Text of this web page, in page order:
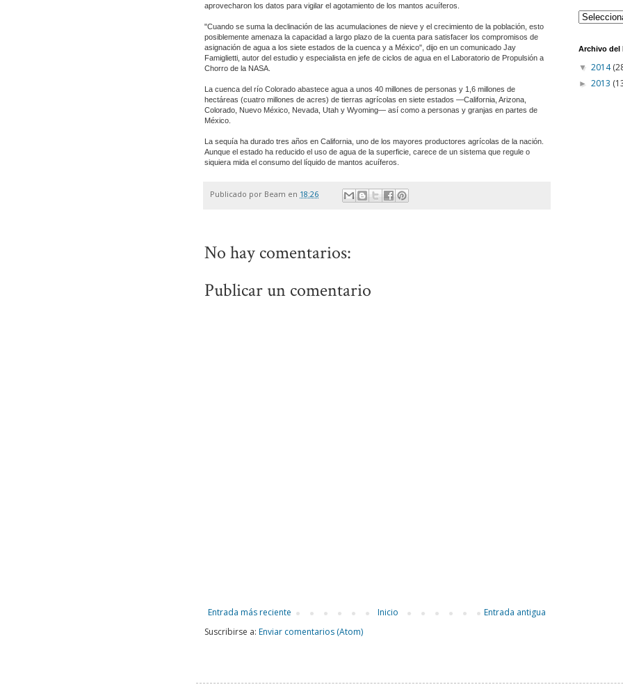
aprovecharon los datos para vigilar el agotamiento de los mantos acuíferos.
"Cuando se suma la declinación de las acumulaciones de nieve y el crecimiento de la población, esto
posiblemente amenaza la capacidad a largo plazo de la cuenta para satisfacer los compromisos de
asignación de agua a los siete estados de la cuenca y a México", dijo en un comunicado Jay
Famiglietti, autor del estudio y especialista en jefe de ciclos de agua en el Laboratorio de Propulsión a
Chorro de la NASA.
La cuenca del río Colorado abastece agua a unos 40 millones de personas y 1,6 millones de
hectáreas (cuatro millones de acres) de tierras agrícolas en siete estados —California, Arizona,
Colorado, Nuevo México, Nevada, Utah y Wyoming— así como a personas y granjas en partes de
México.
La sequía ha durado tres años en California, uno de los mayores productores agrícolas de la nación.
Aunque el estado ha reducido el uso de agua de la superficie, carece de un sistema que regule o
siquiera mida el consumo del líquido de mantos acuíferos.
Publicado por Beam en 18:26
No hay comentarios:
Publicar un comentario
Entrada más reciente Entrada antigua
Inicio
Suscribirse a: Enviar comentarios (Atom)
Archivo del
▼ 2014
► 2013